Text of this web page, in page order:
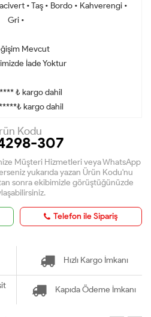
• Taş • Bordo • Kahverengi •
Gri •
Mevcut
İade Yoktur
₺ kargo dahil
kargo dahil
Kodu
307
Müşteri Hizmetleri veya WhatsApp
yukarıda yazan Ürün Kodu'nu
sonra ekibimizle görüştüğünüzde
Telefon ile Sipariş
Hızlı Kargo İmkanı
Kapıda Ödeme İmkanı